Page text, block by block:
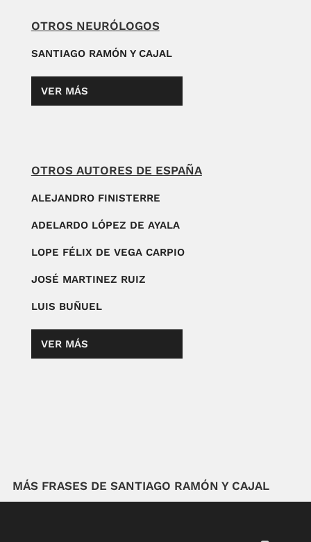
OTROS NEURÓLOGOS
SANTIAGO RAMÓN Y CAJAL
VER MÁS
OTROS AUTORES DE ESPAÑA
ALEJANDRO FINISTERRE
ADELARDO LÓPEZ DE AYALA
LOPE FÉLIX DE VEGA CARPIO
JOSÉ MARTINEZ RUIZ
LUIS BUÑUEL
VER MÁS
MÁS FRASES DE SANTIAGO RAMÓN Y CAJAL